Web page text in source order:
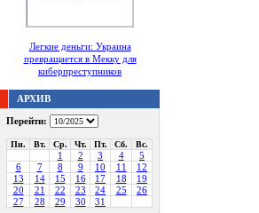
Легкие деньги: Украина
превращается в Мекку для
киберпреступников
АРХИВ
Перейти:
Пн. Вт. Ср. Чт. Пт. Сб. Вс.
1 2 3 4
5
6
7 8 9 10 11
12
13
14 15 16 17 18
19
20
21 22 23 24 25
26
27
28 29 30 31